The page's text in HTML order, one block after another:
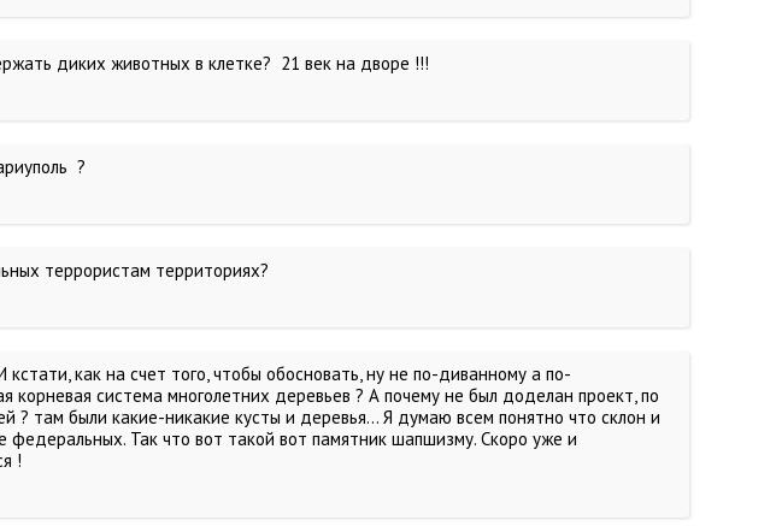
диких животных в клетке? 21 век на дворе !!!
?
террористам территориях?
как на счет того, чтобы обосновать, ну не по-диванному а по-
система многолетних деревьев ? А почему не был доделан проект, по
? там были какие-никакие кусты и деревья... Я думаю всем понятно что склон и
Так что вот такой вот памятник шапшизму. Скоро уже и
!